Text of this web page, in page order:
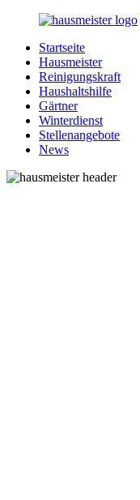
Zurück
Inhalt
Hausmeister.de
Alles
rund
Ihren
Haushalt
Startseite
Hausmeister
Reinigungskraft
Haushaltshilfe
Gärtner
Winterdienst
Stellenangebote
News